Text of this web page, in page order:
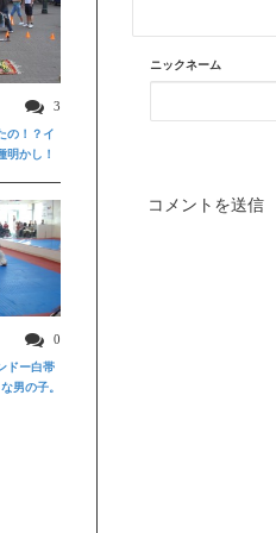
ニックネーム
3
の！？イ
明かし！
0
ドー白帯
男の子。